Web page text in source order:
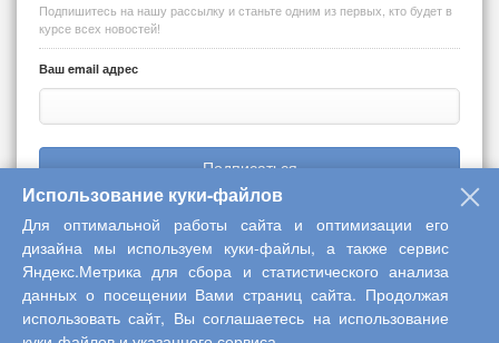
Подпишитесь на нашу рассылку и станьте одним из первых, кто будет в
курсе всех новостей!
Ваш email адрес
Подписаться
Copyright © 2013-2026 Центр научного сотрудничества «Интерактив
плюс»
Использование куки-файлов
Для оптимальной работы сайта и оптимизации его
дизайна мы используем куки-файлы, а также сервис
Яндекс.Метрика для сбора и статистического анализа
данных о посещении Вами страниц сайта. Продолжая
использовать сайт, Вы соглашаетесь на использование